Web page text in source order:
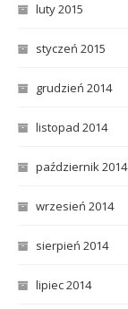
luty 2015
styczeń 2015
grudzień 2014
listopad 2014
październik 2014
wrzesień 2014
sierpień 2014
lipiec 2014